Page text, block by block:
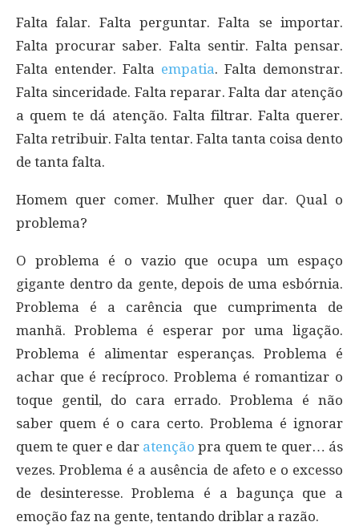
Falta falar. Falta perguntar. Falta se importar.
Falta procurar saber. Falta sentir. Falta pensar.
Falta entender. Falta empatia. Falta demonstrar.
Falta sinceridade. Falta reparar. Falta dar atenção
a quem te dá atenção. Falta filtrar. Falta querer.
Falta retribuir. Falta tentar. Falta tanta coisa dento
de tanta falta.
Homem quer comer. Mulher quer dar. Qual o
problema?
O problema é o vazio que ocupa um espaço
gigante dentro da gente, depois de uma esbórnia.
Problema é a carência que cumprimenta de
manhã. Problema é esperar por uma ligação.
Problema é alimentar esperanças. Problema é
achar que é recíproco. Problema é romantizar o
toque gentil, do cara errado. Problema é não
saber quem é o cara certo. Problema é ignorar
quem te quer e dar atenção pra quem te quer… ás
vezes. Problema é a ausência de afeto e o excesso
de desinteresse. Problema é a bagunça que a
emoção faz na gente, tentando driblar a razão.